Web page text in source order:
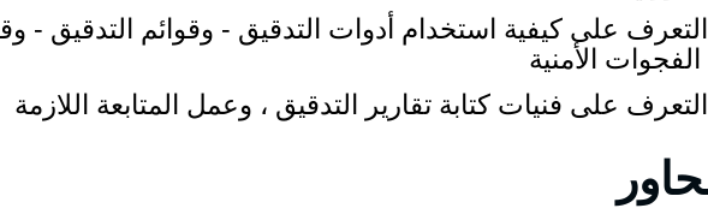
التعرف على كيفية استخدام أدوات التدقيق - وقوائم التدقيق -
التعرف على فنيات كتابة تقارير التدقيق ، وعمل المتابعة اللازمة